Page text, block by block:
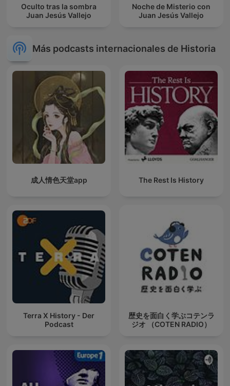
Oculto tras la sombra
Juan Jesús Vallejo
Noche de Misterio con
Juan Jesús Vallejo
Más podcasts internacionales de Historia
成人情色天堂app The Rest Is History
Terra X History - Der
Podcast
歴史を面白く学ぶコテンラ
ジオ （COTEN RADIO）